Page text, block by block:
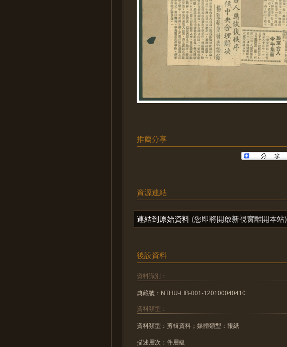
推薦分享
資源連結
連結到原始資料 (您即將開啟新視窗離開本站)
後設資料
資料識別：
典藏號：NTHU-LIB-001-120100040410
資料類型：
資料類型：剪輯資料；媒體類型：報紙
描述層次：件層級